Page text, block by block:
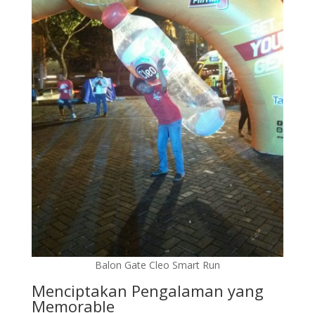
Balon Gate Cleo Smart Run
Menciptakan Pengalaman yang
Memorable